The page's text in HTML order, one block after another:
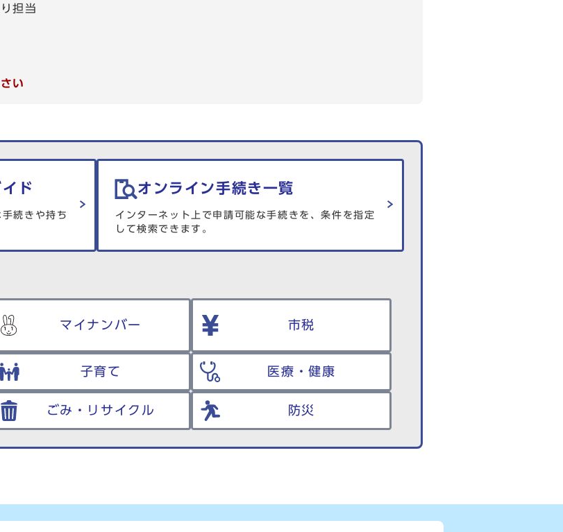
担当
い
ド
続きや持ち
オンライン手続き一覧
インターネット上で申請可能な手続きを、条件を指定
して検索できます。
マイナンバー 市税
子育て 医療・健康
ごみ・リサイクル 防災